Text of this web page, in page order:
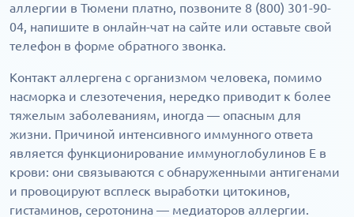
аллергии в Тюмени платно, позвоните 8 (800) 301-90-
04, напишите в онлайн-чат на сайте или оставьте свой
телефон в форме обратного звонка.
Контакт аллергена с организмом человека, помимо
насморка и слезотечения, нередко приводит к более
тяжелым заболеваниям, иногда — опасным для
жизни. Причиной интенсивного иммунного ответа
является функционирование иммуноглобулинов Е в
крови: они связываются с обнаруженными антигенами
и провоцируют всплеск выработки цитокинов,
гистаминов, серотонина — медиаторов аллергии.